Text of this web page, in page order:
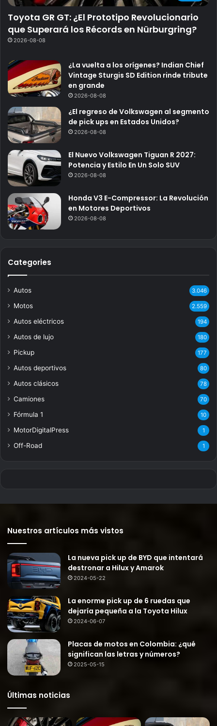
Toyota GR GT: ¿El Prototipo Revolucionario
que Superará los Récords en Nürburgring?
2026-08-08
¿La vuelta a los orígenes? Indian Chief
Vintage Sturgis SD Edition rinde tribute
en grande
2026-08-08
¿El regreso de Volkswagen al segmento
de pick ups en Estados Unidos?
2026-08-08
El Nuevo Volkswagen Tiguan R 2027:
Potencia y Estilo En Un Solo SUV
2026-08-08
Honda V3 E-Compressor: La Revolución
en Motores Deportivos
2026-08-08
Categories
Autos 3.046
Motos 2.559
Autos eléctricos 194
Autos de lujo 180
Pickup 177
Autos deportivos 80
Autos clásicos 78
Camiones 70
Fórmula 1 10
MotorDigitalPress 1
Off-Road 1
Nuestros artículos más vistos
La nueva pick up de BYD que intentará
destronar a Hilux y Amarok
2024-05-22
La enorme pick up de 6 ruedas que
dejaría pequeña a la Toyota Hilux
2024-06-07
Placas de motos en Colombia: ¿qué
significan las letras y números?
2025-05-15
Últimas noticias